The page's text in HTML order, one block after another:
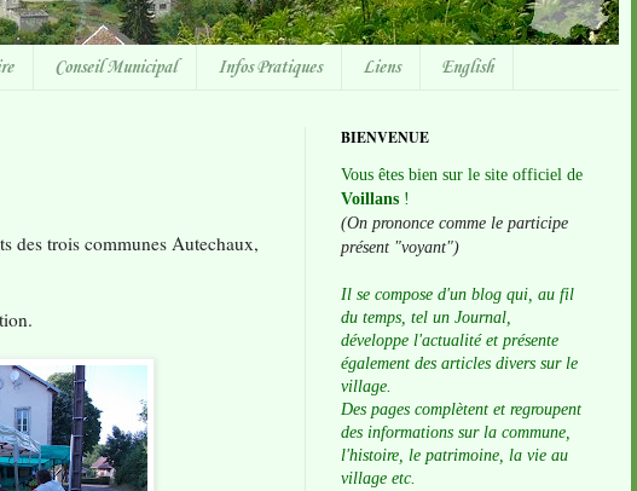
Conseil Municipal Infos Pratiques Liens English
des trois communes Autechaux,
BIENVENUE
Vous êtes bien sur le site officiel de
Voillans !
(On prononce comme le participe
présent "voyant")
Il se compose d'un blog qui, au fil
du temps, tel un Journal,
développe l'actualité et présente
également des articles divers sur le
village.
Des pages complètent et regroupent
des informations sur la commune,
l'histoire, le patrimoine, la vie au
village etc.